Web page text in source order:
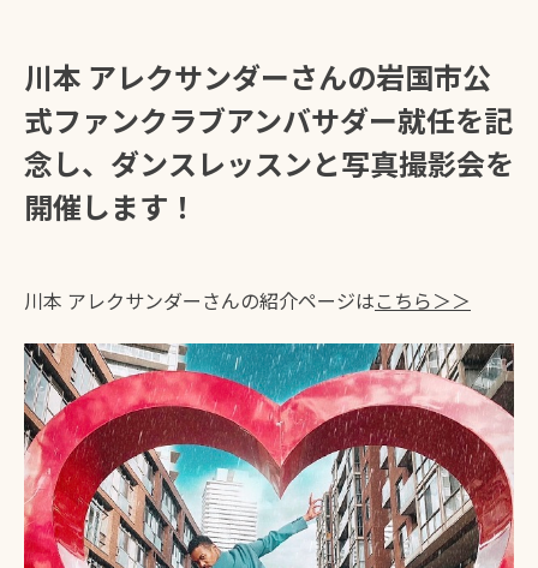
ふるさと納税 地域紹介
運営者情報
サイトポリシー
川本 アレクサンダーさんの岩国市公
式ファンクラブアンバサダー就任を記
念し、ダンスレッスンと写真撮影会を
開催します！
川本 アレクサンダーさんの紹介ページはこちら＞＞